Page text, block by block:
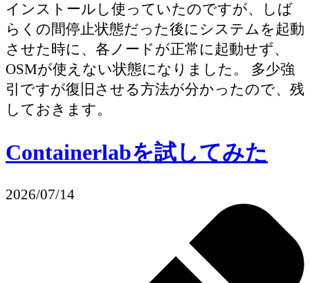
インストールし使っていたのですが、しば
らくの間停止状態だった後にシステムを起動
させた時に、各ノードが正常に起動せず、
OSMが使えない状態になりました。 多少強
引ですが復旧させる方法が分かったので、残
しておきます。
Containerlabを試してみた
2026/07/14